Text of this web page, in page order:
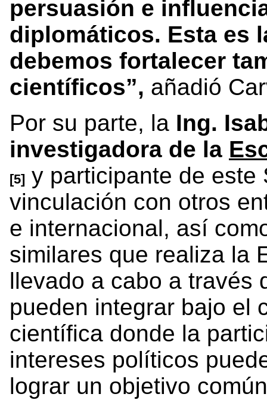
persuasión e
diplomáticos. Esta es
debemos fortalecer
científicos”, añadió
Por su parte, la Ing.
investigadora de la
[5] y participante de este
vinculación con otros
e internacional, así
similares que realiza la
llevado a cabo a través
pueden integrar bajo el
científica donde la
intereses políticos
lograr un objetivo